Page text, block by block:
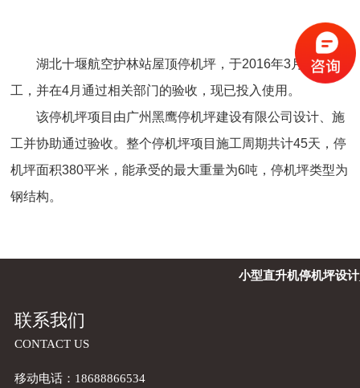
湖北十堰航空护林站屋顶停机坪，于2016年3月正式完
工，并在4月通过相关部门的验收，现已投入使用。
该停机坪项目由广州黑鹰停机坪建设有限公司设计、施
工并协助通过验收。整个停机坪项目施工周期共计45天，停
机坪面积380平米，能承受的最大重量为6吨，停机坪类型为
钢结构。
小型直升机停机坪设计
联系我们
CONTACT US
移动电话：18688866534